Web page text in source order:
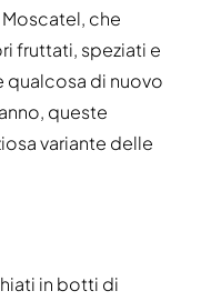
che
fruttati, speziati e
qualcosa di nuovo
queste
variante delle
in botti di